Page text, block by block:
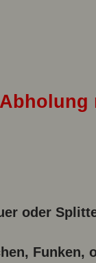
oder
Funken,